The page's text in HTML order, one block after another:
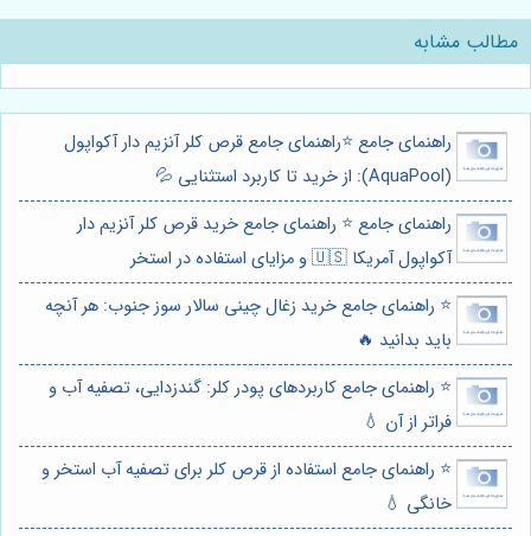
مطالب مشابه
راهنمای جامع ⭐️راهنمای جامع قرص کلر آنزیم دار آکواپول
(AquaPool): از خرید تا کاربرد استثنایی 💦
راهنمای جامع ⭐️ راهنمای جامع خرید قرص کلر آنزیم دار
آکواپول آمریکا 🇺🇸 و مزایای استفاده در استخر
⭐️ راهنمای جامع خرید زغال چینی سالار سوز جنوب: هر آنچه
باید بدانید 🔥
⭐️ راهنمای جامع کاربردهای پودر کلر: گندزدایی، تصفیه آب و
فراتر از آن 💧
⭐️ راهنمای جامع استفاده از قرص کلر برای تصفیه آب استخر و
خانگی 💧